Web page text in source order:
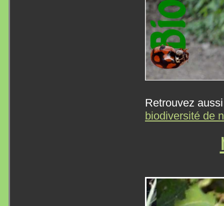
Retrouvez
biodiversité de